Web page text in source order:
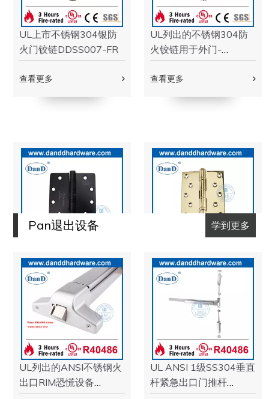
银火重门铰链-
DDSS001-ANSI-1
查看更多
防火铰链用于外门-
DDSS001-ASI-2-
4.5x4x3.4
查看更多
CE 4英寸不锈钢304消
防门弯曲铰链-
查看更多
CE欧元风格不锈钢304
枪口防火金属门铰链-
查看更多